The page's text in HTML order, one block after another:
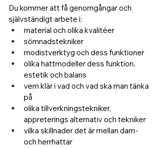
Du kommer att få genomgångar och
självständigt arbete i:
material och olika kvalitéer
sömnadstekniker
modistverktyg och dess funktioner
olika hattmodeller dess funktion,
estetik och balans
vem klär i vad och vad ska man tänka
på
olika tillverkningstekniker,
appreterings alternativ och tekniker
vilka skillnader det är mellan dam-
och herrhattar